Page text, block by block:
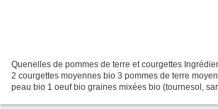
Quenelles de pommes de terre et courgettes
2 courgettes moyennes bio 3 pommes de terre
peau bio 1 oeuf bio graines mixées bio (tournesol,